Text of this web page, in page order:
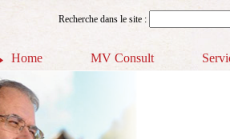
Recherche dans le site :
Home MV Consult